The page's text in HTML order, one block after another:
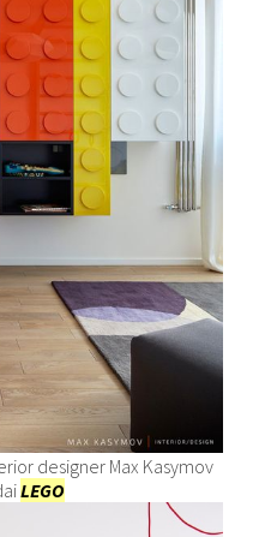
designer Max Kasymov
LEGO